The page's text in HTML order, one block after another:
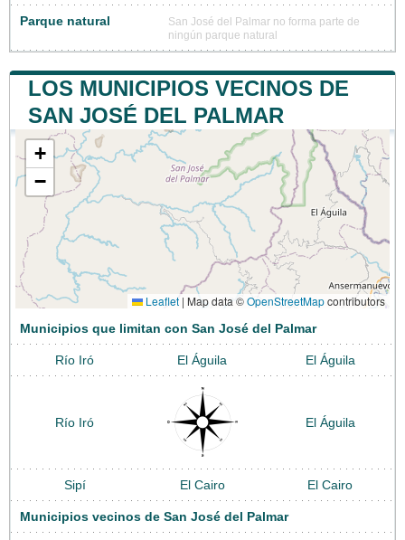
Parque natural
San José del Palmar no forma parte de
ningún parque natural
LOS MUNICIPIOS VECINOS DE
SAN JOSÉ DEL PALMAR
+
−
Leaflet | Map data ©OpenStreetMapcontributors
Municipios que limitan con San José del Palmar
Río Iró El Águila El Águila
Río Iró El Águila
Sipí El Cairo El Cairo
Municipios vecinos de San José del Palmar